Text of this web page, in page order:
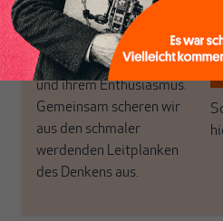
Dabei leben wir von
unseren Autoren, ihren
Recherchen, ihrem Wissen
und ihrem Enthusiasmus.
Gemeinsam scheren wir
aus den schmaler
werdenden Leitplanken
des Denkens aus.